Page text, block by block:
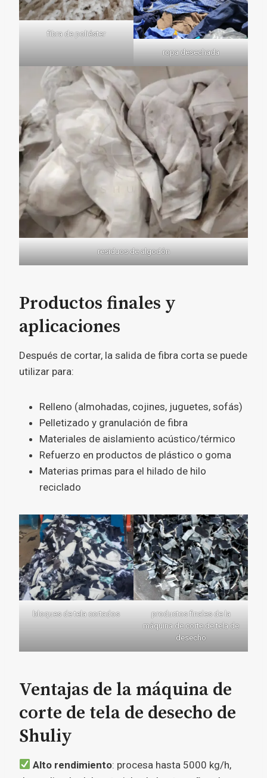
fibra de poliéster
ropa desechada
residuos de algodón
Productos finales y
aplicaciones
Después de cortar, la salida de fibra corta se puede
utilizar para:
Relleno (almohadas, cojines, juguetes, sofás)
Pelletizado y granulación de fibra
Materiales de aislamiento acústico/térmico
Refuerzo en productos de plástico o goma
Materias primas para el hilado de hilo
reciclado
bloques de tela cortados
productos finales de la
máquina de corte de tela de
desecho
Ventajas de la máquina de
corte de tela de desecho de
Shuliy
Alto rendimiento: procesa hasta 5000 kg/h,